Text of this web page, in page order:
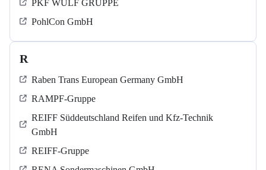
PKF WULF GRUPPE
PohlCon GmbH
R
Raben Trans European Germany GmbH
RAMPF-Gruppe
REIFF Süddeutschland Reifen und Kfz-Technik
GmbH
REIFF-Gruppe